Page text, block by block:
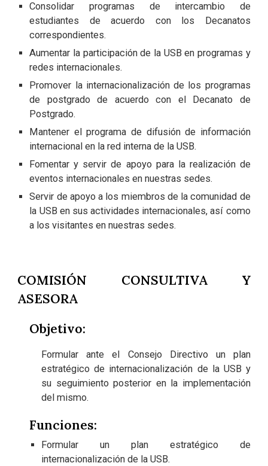
Consolidar programas de intercambio de
estudiantes de acuerdo con los Decanatos
correspondientes.
Aumentar la participación de la USB en programas y
redes internacionales.
Promover la internacionalización de los programas
de postgrado de acuerdo con el Decanato de
Postgrado.
Mantener el programa de difusión de información
internacional en la red interna de la USB.
Fomentar y servir de apoyo para la realización de
eventos internacionales en nuestras sedes.
Servir de apoyo a los miembros de la comunidad de
la USB en sus actividades internacionales, así como
a los visitantes en nuestras sedes.
COMISIÓN CONSULTIVA Y
ASESORA
Objetivo:
Formular ante el Consejo Directivo un plan
estratégico de internacionalización de la USB y
su seguimiento posterior en la implementación
del mismo.
Funciones:
Formular un plan estratégico de
internacionalización de la USB.